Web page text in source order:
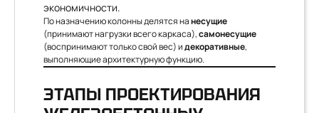
экономичности.
По назначению колонны делятся нанесущие
(принимают нагрузки всего каркаса),самонесущие
(воспринимают только свой вес) идекоративные,
выполняющие архитектурную функцию.
ЭТАПЫ ПРОЕКТИРОВАНИЯ